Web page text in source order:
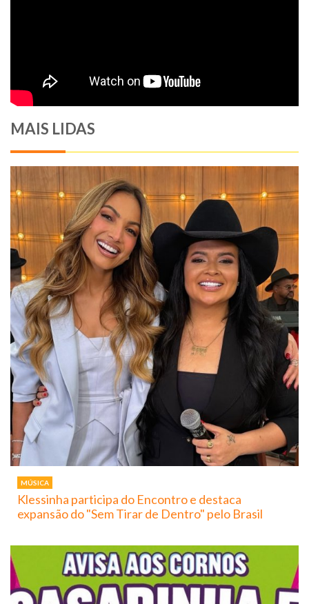
MAIS LIDAS
MÚSICA
Klessinha participa do Encontro e destaca
expansão do "Sem Tirar de Dentro" pelo Brasil